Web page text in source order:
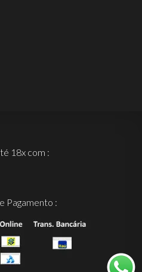
18x com :
Pagamento :